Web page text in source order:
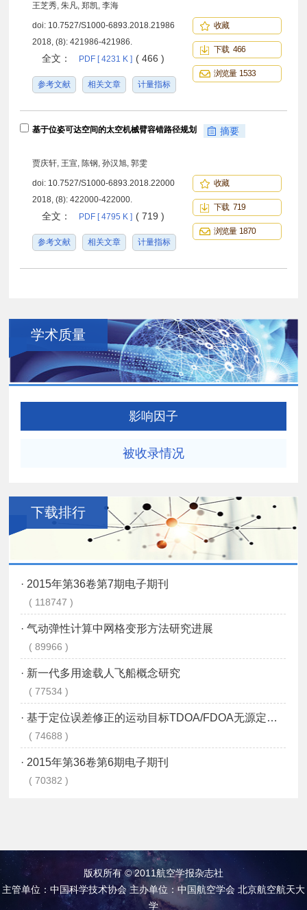
王芝秀, 朱凡, 郑凯, 李海
doi: 10.7527/S1000-6893.2018.21986
2018, (8): 421986-421986.
全文： PDF [ 4231 K ] ( 466 )
参考文献 相关文章 计量指标
收藏
下载 466
浏览量 1533
基于位姿可达空间的太空机械臂容错路径规划 摘要
贾庆轩, 王宣, 陈钢, 孙汉旭, 郭雯
doi: 10.7527/S1000-6893.2018.22000
2018, (8): 422000-422000.
全文： PDF [ 4795 K ] ( 719 )
参考文献 相关文章 计量指标
收藏
下载 719
浏览量 1870
学术质量
影响因子
被收录情况
下载排行
版权所有 © 2011航空学报杂志社
主管单位：中国科学技术协会 主办单位：中国航空学会 北京航空航天大
学